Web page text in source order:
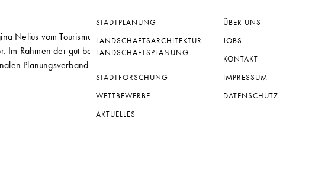
STADTPLANUNG
ÜBER UNS
LANDSCHAFTSARCHITEKTUR
LANDSCHAFTSPLANUNG
JOBS
STADTFORSCHUNG
KONTAKT
WETTBEWERBE
IMPRESSUM
AKTUELLES
DATENSCHUTZ
Nelius vom Tourismusberatungsunternehmen PROJECT M
Rahmen der gut besuchten, öffentlichen Veranstaltung,
Planungsverband Vorpommern die Hintergründe des